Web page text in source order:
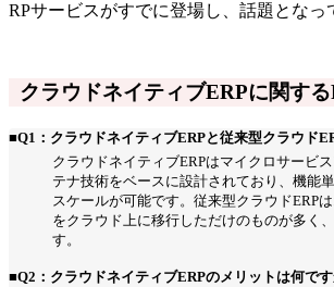
RPサービスがすでに登場し、話題となっ
クラウドネイティブERPに関す
■Q1：クラウドネイティブERPと従来型クラウド
クラウドネイティブERPはマイクロサービ
テナ技術をベースに設計されており、機能
スケールが可能です。従来型クラウドERP
をクラウド上に移行しただけのものが多く
す。
■Q2：クラウドネイティブERPのメリットは何です